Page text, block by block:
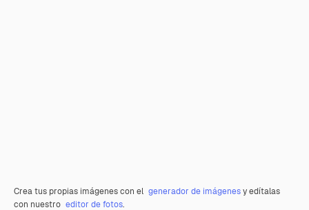
Crea tus propias imágenes con el generador de imágenesy edítalas
con nuestro editor de fotos.